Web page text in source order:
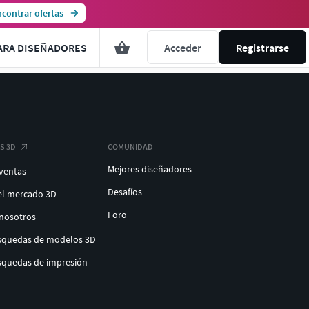
ofertas
DISEÑADORES Acceder Registrarse
3D
mercado 3D
de modelos 3D
de impresión
COMUNIDAD
Mejores diseñadores
Desafíos
Foro